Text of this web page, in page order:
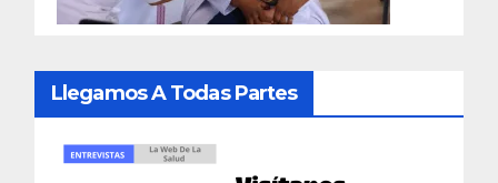
Llegamos A Todas Partes